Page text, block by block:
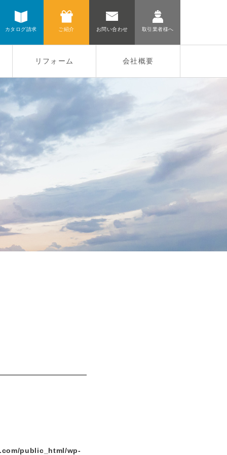
カタログ請求 ご紹介 お問い合わせ 取引業者様へ
リフォーム 会社概要
public_html/wp-